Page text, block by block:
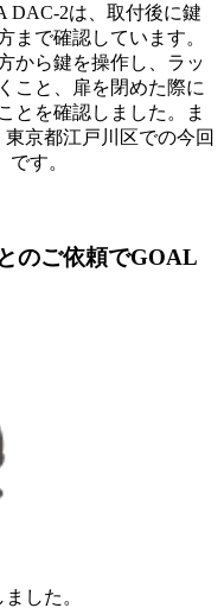
DAC-2は、取付後に鍵
まで確認しています。
から鍵を操作し、ラッ
こと、扉を閉めた際に
とを確認しました。ま
京都江戸川区での今回
す。
のご依頼でGOAL
した。